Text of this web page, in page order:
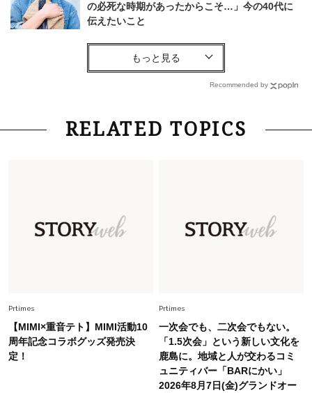
の必死な時期があったからこそ…」今の40代に
伝えたいこと
Fashion
【40代コンサバ派】白Tシャツは「パール×ゴー
Lifestyle 2026.7.29
「お若いですね」は褒め言葉？“若い＝美しい”と
上野千鶴子先生が問い直す“理想の老後”の呪縛
【ジェンダー連載23】
Lifestyle 2026.5.22
梅宮アンナさん 電撃婚から1年、家族の価値観
を育み中「理想の暮らしよりも今の心地よさを選
Recommended by
RELATED TOPICS
Prtimes
【MIMI×重音テト】MIMI活動10
周年記念コラボグッズ発売決
定！
Prtimes
一次会でも、二次会でもない。
「1.5次会」という新しい文化を
鹿島に。地域と人が交わるコミ
ュニティバー「BARにかい」
2026年8月7日(金)グランドオー